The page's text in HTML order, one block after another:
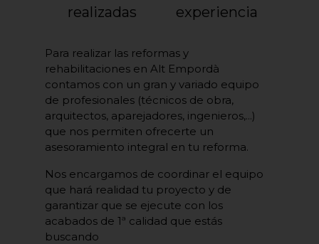
realizadas
experiencia
Para realizar las reformas y
rehabilitaciones en Alt Empordà
contamos con un gran y variado equipo
de profesionales (técnicos de obra,
arquitectos, aparejadores, ingenieros,...)
que nos permiten ofrecerte un
asesoramiento integral en tu reforma.
Nos encargamos de coordinar el equipo
que hará realidad tu proyecto y de
garantizar que se ejecute con los
acabados de 1ª calidad que estás
buscando